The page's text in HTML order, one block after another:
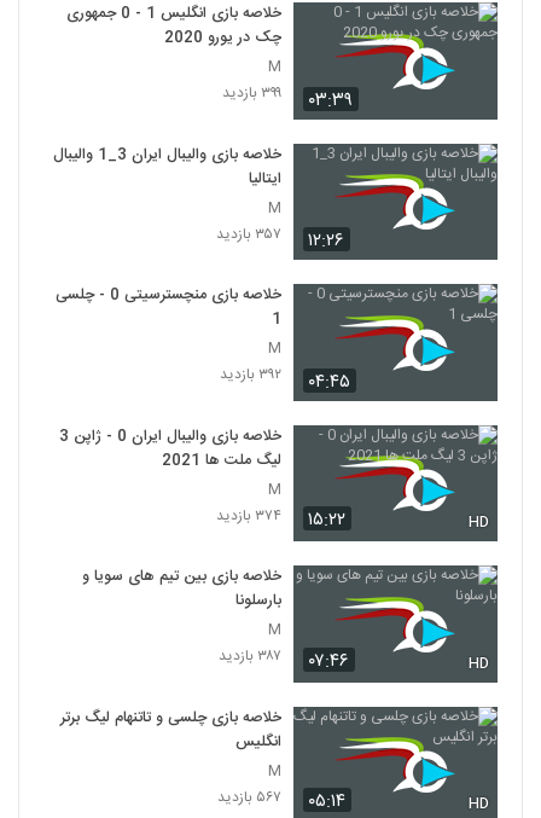
۰۳:۳۹
خلاصه بازی انگلیس 1 - 0 جمهوری
چک در یورو 2020
M
۳۹۹ بازدید
۱۲:۲۶
خلاصه بازی والیبال ایران 3_1 والیبال
ایتالیا
M
۳۵۷ بازدید
۰۴:۴۵
خلاصه بازی منچسترسیتی 0 - چلسی
1
M
۳۹۲ بازدید
۱۵:۲۲ HD
خلاصه بازی والیبال ایران 0 - ژاپن 3
لیگ ملت ها 2021
M
۳۷۴ بازدید
۰۷:۴۶ HD
خلاصه بازی بین تیم های سویا و
بارسلونا
M
۳۸۷ بازدید
۰۵:۱۴ HD
خلاصه بازی چلسی و تاتنهام لیگ برتر
انگلیس
M
۵۶۷ بازدید